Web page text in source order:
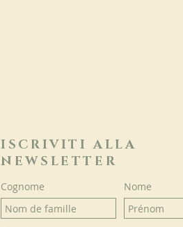
ISCRIVITI ALLA
NEWSLETTER
Cognome Nome